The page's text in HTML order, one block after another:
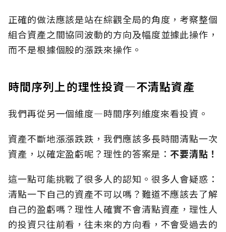
正確的做法應該是站在綜觀全局的角度，考察整個
組合資產之間協同波動的方向及幅度並據此操作，
而不是根據個股的漲跌來操作。
時間序列上的理性投資—不清點資產
我們再從另一個維度—時間序列維度來看投資。
資產不斷地漲漲跌跌，我們應該多長時間清點一次
資產，以確定盈虧呢？理性的答案是： 不要清點！
這一點可能挑戰了很多人的認知。很多人會疑惑：
清點一下自己的資產不可以嗎？難道不應該去了解
自己的盈虧嗎？理性人確實不會清點資產，理性人
的投資只往前看，往未來的方向看，不會受過去的